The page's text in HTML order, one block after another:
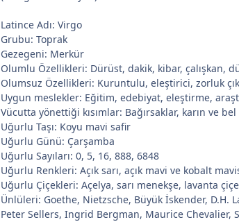
Latince Adı: Virgo
Grubu: Toprak
Gezegeni: Merkür
Olumlu Özellikleri: Dürüst, dakik, kibar, çalışkan,
Olumsuz Özellikleri: Kuruntulu, eleştirici, zorluk
Uygun meslekler: Eğitim, edebiyat, eleştirme,
Vücutta yönettiği kısımlar: Bağırsaklar, karın ve bel
Uğurlu Taşı: Koyu mavi safir
Uğurlu Günü: Çarşamba
Uğurlu Sayıları: 0, 5, 16, 888, 6848
Uğurlu Renkleri: Açık sarı, açık mavi ve kobalt
Uğurlu Çiçekleri: Açelya, sarı menekşe, lavanta
Ünlüleri: Goethe, Nietzsche, Büyük İskender, D.H.
Peter Sellers, Ingrid Bergman, Maurice Chevalier,